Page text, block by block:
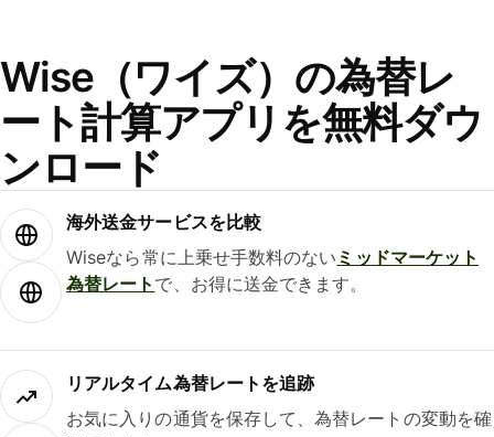
Wise（ワイズ）の為替レ
ート計算アプリを無料ダウ
ンロード
海外送金サービスを比較
Wiseなら常に上乗せ手数料のない ミッドマーケット
為替レート で、お得に送金できます。
リアルタイム為替レートを追跡
お気に入りの通貨を保存して、為替レートの変動を確